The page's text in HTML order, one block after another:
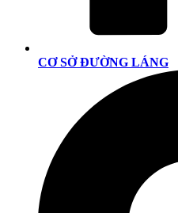
CƠ SỞ ĐƯỜNG LÁNG